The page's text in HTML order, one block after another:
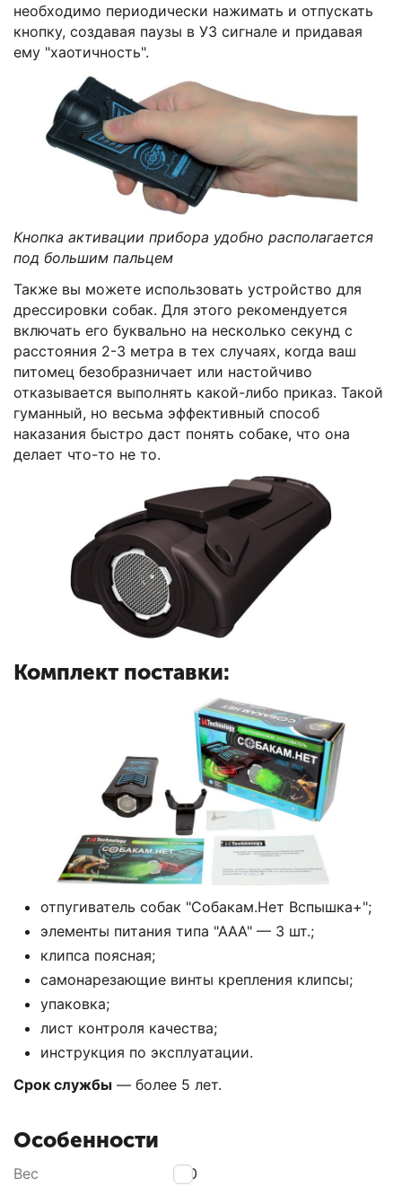
необходимо периодически нажимать и отпускать
кнопку, создавая паузы в УЗ сигнале и придавая
ему "хаотичность".
Кнопка активации прибора удобно располагается
под большим пальцем
Также вы можете использовать устройство для
дрессировки собак. Для этого рекомендуется
включать его буквально на несколько секунд с
расстояния 2-3 метра в тех случаях, когда ваш
питомец безобразничает или настойчиво
отказывается выполнять какой-либо приказ. Такой
гуманный, но весьма эффективный способ
наказания быстро даст понять собаке, что она
делает что-то не то.
Комплект поставки:
отпугиватель собак "Собакам.Нет Вспышка+";
элементы питания типа "ААА" — 3 шт.;
клипса поясная;
самонарезающие винты крепления клипсы;
упаковка;
лист контроля качества;
инструкция по эксплуатации.
Срок службы — более 5 лет.
Особенности
Вес
100